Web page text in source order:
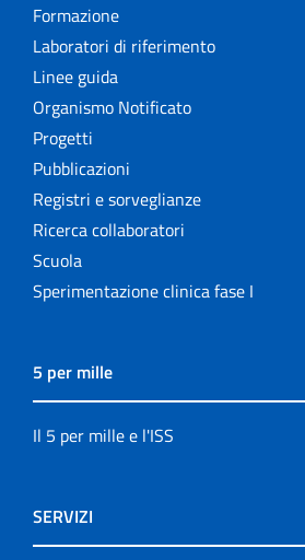
Formazione
Laboratori di riferimento
Linee guida
Organismo Notificato
Progetti
Pubblicazioni
Registri e sorveglianze
Ricerca collaboratori
Scuola
Sperimentazione clinica fase I
5 per mille
Il 5 per mille e l'ISS
SERVIZI